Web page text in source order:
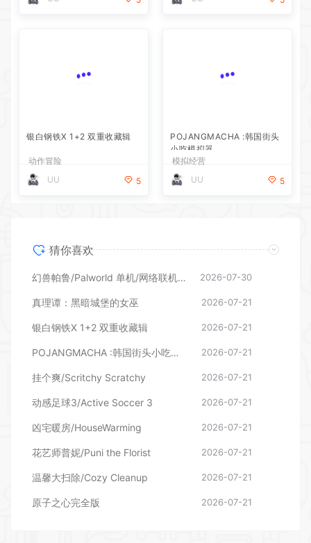
银白钢铁X 1+2 双重收藏辑
动作冒险
UU
5
POJANGMACHA :韩国街头
小吃模拟器
模拟经营
UU
5
猜你喜欢
幻兽帕鲁/Palworld 单机/网络联机 （更新v1.0.1.10619） 2026-07-30
真理谭：黑暗城堡的女巫 2026-07-21
银白钢铁X 1+2 双重收藏辑 2026-07-21
POJANGMACHA :韩国街头小吃模拟器 2026-07-21
挂个爽/Scritchy Scratchy 2026-07-21
动感足球3/Active Soccer 3 2026-07-21
凶宅暖房/HouseWarming 2026-07-21
花艺师普妮/Puni the Florist 2026-07-21
温馨大扫除/Cozy Cleanup 2026-07-21
原子之心完全版 2026-07-21